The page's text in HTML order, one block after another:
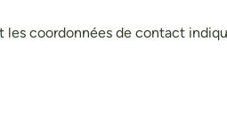
coordonnées de contact